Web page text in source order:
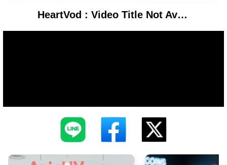
HeartVod : Video Title Not Available